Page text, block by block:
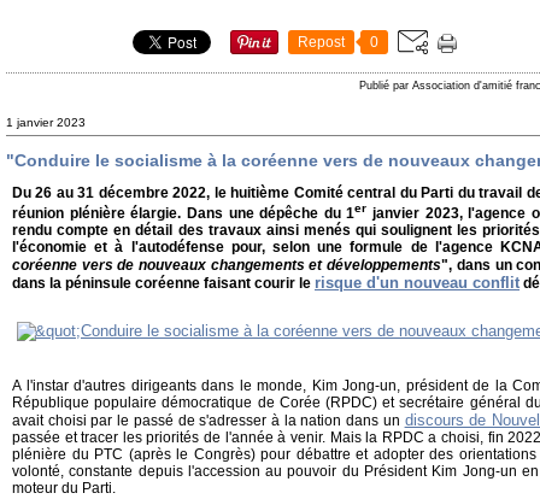
Repost 0
Publié par Association d'amitié
1 janvier 2023
"Conduire le socialisme à la coréenne vers de nouveaux
Du 26 au 31 décembre 2022, le huitième Comité central du Parti du travail
réunion plénière élargie. Dans une dépêche du 1er janvier 2023, l'agence
rendu compte en détail des travaux ainsi menés qui soulignent les
l'économie et à l'autodéfense pour, selon une formule de l'agence
coréenne vers de nouveaux changements et développements", dans un
dans la péninsule coréenne faisant courir le risque d'un nouveau conflit
A l'instar d'autres dirigeants dans le monde, Kim Jong-un, président de la
République populaire démocratique de Corée (RPDC) et secrétaire général
avait choisi par le passé de s'adresser à la nation dans un discours de
passée et tracer les priorités de l'année à venir. Mais la RPDC a choisi, fin
plénière du PTC (après le Congrès) pour débattre et adopter des
volonté, constante depuis l'accession au pouvoir du Président Kim Jong-un
moteur du Parti.